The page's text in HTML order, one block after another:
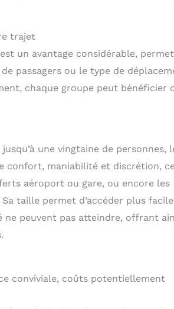
trajet
un avantage considérable,
passagers ou le type de
chaque groupe peut bénéficier
une vingtaine de personnes,
confort, maniabilité et discrétion,
aéroport ou gare, ou encore les
taille permet d’accéder plus
peuvent pas atteindre, offrant
conviviale, coûts potentiellement